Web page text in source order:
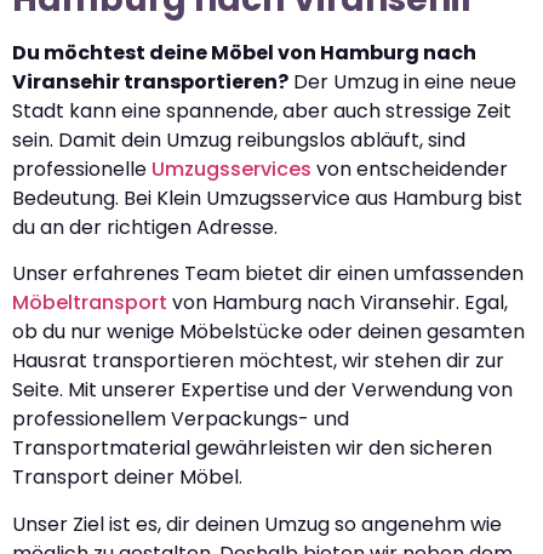
Du möchtest deine Möbel von Hamburg nach
Viransehir transportieren? Der Umzug in eine neue
Stadt kann eine spannende, aber auch stressige Zeit
sein. Damit dein Umzug reibungslos abläuft, sind
professionelle Umzugsservices von entscheidender
Bedeutung. Bei Klein Umzugsservice aus Hamburg bist
du an der richtigen Adresse.
Unser erfahrenes Team bietet dir einen umfassenden
Möbeltransport von Hamburg nach Viransehir. Egal,
ob du nur wenige Möbelstücke oder deinen gesamten
Hausrat transportieren möchtest, wir stehen dir zur
Seite. Mit unserer Expertise und der Verwendung von
professionellem Verpackungs- und
Transportmaterial gewährleisten wir den sicheren
Transport deiner Möbel.
Unser Ziel ist es, dir deinen Umzug so angenehm wie